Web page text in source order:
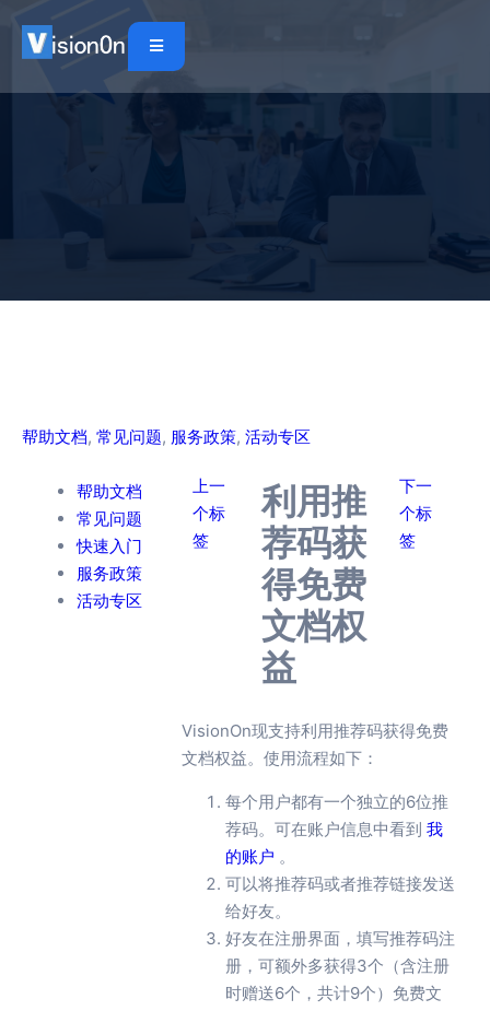
帮助文档, 常见问题, 服务政策, 活动专区
帮助文档
常见问题
快速入门
服务政策
活动专区
上一
个标
签
利用推
荐码获
得免费
文档权
益
下一
个标
签
VisionOn现支持利用推荐码获得免费
文档权益。使用流程如下：
每个用户都有一个独立的6位推
荐码。可在账户信息中看到 我
的账户 。
可以将推荐码或者推荐链接发送
给好友。
好友在注册界面，填写推荐码注
册，可额外多获得3个（含注册
时赠送6个，共计9个）免费文